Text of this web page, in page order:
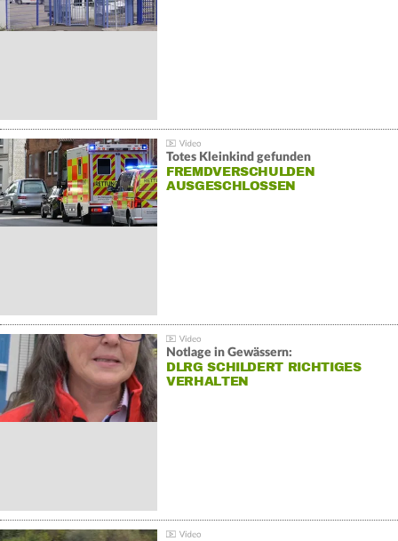
Totes Kleinkind gefunden
FREMDVERSCHULDEN
AUSGESCHLOSSEN
Notlage in Gewässern:
DLRG SCHILDERT RICHTIGES
VERHALTEN